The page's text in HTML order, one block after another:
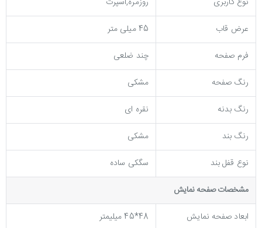
عرض قاب
45 میلی متر
فرم صفحه
چند ضلعی
رنگ صفحه
مشکی
رنگ بدنه
نقره ای
رنگ بند
مشکی
نوع قفل بند
سگکی ساده
مشخصات صفحه نمايش
ابعاد صفحه نمایش
48*45 میلیمتر